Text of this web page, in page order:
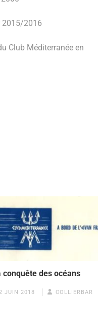
2015/2016
Club Méditerranée en
conquête des océans
JUIN 2018 COLLIERBAR